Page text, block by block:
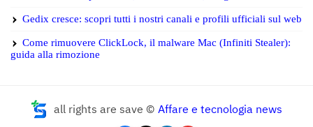
Gedix cresce: scopri tutti i nostri canali e profili ufficiali sul web
Come rimuovere ClickLock, il malware Mac (Infiniti Stealer):
guida alla rimozione
all rights are save © Affare e tecnologia news